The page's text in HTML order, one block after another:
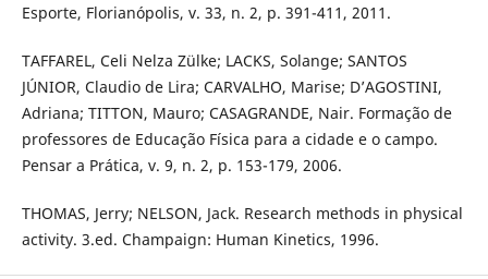
Esporte, Florianópolis, v. 33, n. 2, p. 391-411, 2011.
TAFFAREL, Celi Nelza Zülke; LACKS, Solange; SANTOS
JÚNIOR, Claudio de Lira; CARVALHO, Marise; D’AGOSTINI,
Adriana; TITTON, Mauro; CASAGRANDE, Nair. Formação de
professores de Educação Física para a cidade e o campo.
Pensar a Prática, v. 9, n. 2, p. 153-179, 2006.
THOMAS, Jerry; NELSON, Jack. Research methods in physical
activity. 3.ed. Champaign: Human Kinetics, 1996.